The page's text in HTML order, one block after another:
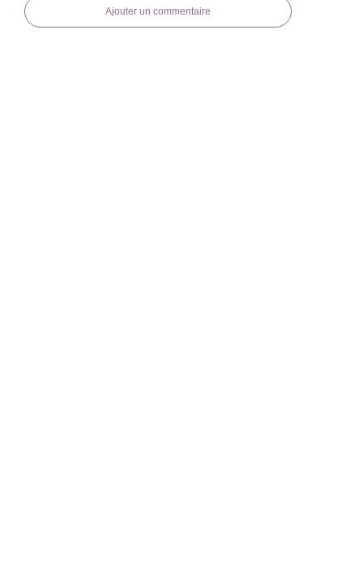
Ajouter un commentaire